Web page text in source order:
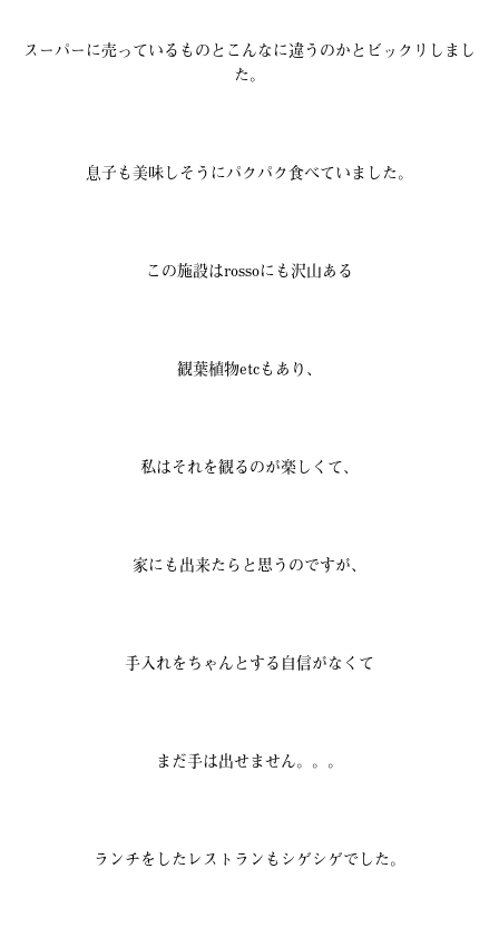
スーパーに売っているものとこんなに違うのかとビックリしまし
た。
息子も美味しそうにパクパク食べていました。
この施設はrossoにも沢山ある
観葉植物etcもあり、
私はそれを観るのが楽しくて、
家にも出来たらと思うのですが、
手入れをちゃんとする自信がなくて
まだ手は出せません。。。
ランチをしたレストランもシゲシゲでした。